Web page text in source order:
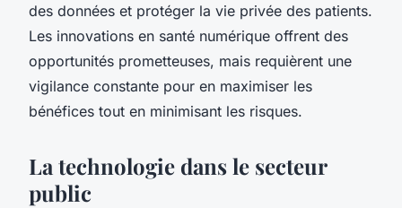
des données et protéger la vie privée des patients.
Les innovations en santé numérique offrent des
opportunités prometteuses, mais requièrent une
vigilance constante pour en maximiser les
bénéfices tout en minimisant les risques.
La technologie dans le secteur
public